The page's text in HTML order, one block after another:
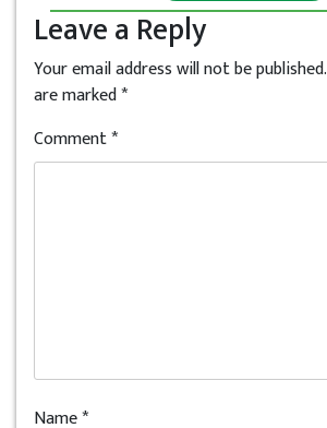
Leave a Reply
Your email address will not be published.
are marked*
Comment*
Name*